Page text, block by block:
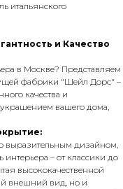
итальянского
и Качество
в Москве? Представляем
фабрики "Шейл Дорс" –
качества и
украшением вашего дома,
выразительным дизайном,
– от классики до
высококачественной
внешний вид, но и